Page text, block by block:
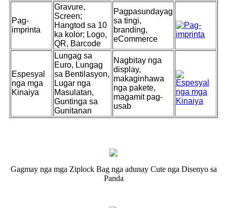
Pag-
imprinta
Gravure,
Screen;
Hangtod sa 10
ka kolor; Logo,
QR, Barcode
Pagpasundayag
sa tingi,
branding,
eCommerce
Espesyal
nga mga
Kinaiya
Lungag sa
Euro, Lungag
sa Bentilasyon,
Lugar nga
Masulatan,
Guntinga sa
Gunitanan
Nagbitay nga
display,
makaginhawa
nga pakete,
magamit pag-
usab
Gagmay nga mga Ziplock Bag nga adunay Cute nga Disenyo sa
Panda